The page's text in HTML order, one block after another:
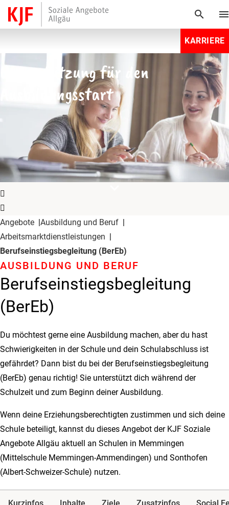
search
KARRIERE
Unterstützung für den
Ausbildungsstart
expand_more
Angebote
Ausbildung und Beruf
Arbeitsmarkt­dienstleistungen
Berufseinstiegs­begleitung (BerEb)
Berufseinstiegs­begleitung
(BerEb)
AUSBILDUNG UND BERUF
Du möchtest gerne eine Ausbildung machen, aber du hast
Schwierigkeiten in der Schule und dein Schulabschluss ist
gefährdet? Dann bist du bei der Berufseinstiegsbegleitung
(BerEb) genau richtig! Sie unterstützt dich während der
Schulzeit und zum Beginn deiner Ausbildung.
Wenn deine Erziehungsberechtigten zustimmen und sich deine
Schule beteiligt, kannst du dieses Angebot der KJF Soziale
Angebote Allgäu aktuell an Schulen in Memmingen
(Mittelschule Memmingen-Ammendingen) und Sonthofen
(Albert-Schweizer-Schule) nutzen.